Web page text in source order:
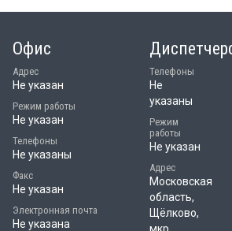
Офис
Адрес
Не указан
Режим работы
Не указан
Телефоны
Не указаны
Факс
Не указан
Электронная почта
Не указана
Телефоны
Не
указаны
Режим
работы
Не указан
Адрес
Московская
область,
Щёлково,